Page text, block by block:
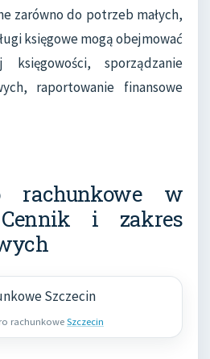
zarówno do potrzeb małych,
księgowe mogą obejmować
księgowości, sporządzanie
raportowanie finansowe
rachunkowe w
Cennik i zakres
rachunkowe Szczecin